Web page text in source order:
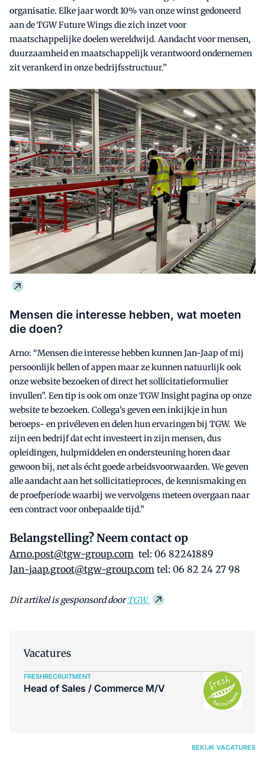
organisatie. Elke jaar wordt 10% van onze winst gedoneerd
aan de TGW Future Wings die zich inzet voor
maatschappelijke doelen wereldwijd. Aandacht voor mensen,
duurzaamheid en maatschappelijk verantwoord ondernemen
zit verankerd in onze bedrijfsstructuur.”
Mensen die interesse hebben, wat moeten
die doen?
Arno: “Mensen die interesse hebben kunnen Jan-Jaap of mij
persoonlijk bellen of appen maar ze kunnen natuurlijk ook
onze website bezoeken of direct het sollicitatieformulier
invullen”. Een tip is ook om onze TGW Insight pagina op onze
website te bezoeken. Collega’s geven een inkijkje in hun
beroeps- en privéleven en delen hun ervaringen bij TGW. We
zijn een bedrijf dat echt investeert in zijn mensen, dus
opleidingen, hulpmiddelen en ondersteuning horen daar
gewoon bij, net als écht goede arbeidsvoorwaarden. We geven
alle aandacht aan het sollicitatieproces, de kennismaking en
de proefperiode waarbij we vervolgens meteen overgaan naar
een contract voor onbepaalde tijd.”
Belangstelling? Neem contact op
Arno.post@tgw-group.com tel: 06 82241889
Jan-jaap.groot@tgw-group.com tel: 06 82 24 27 98
Dit artikel is gesponsord doorTGW.
Vacatures
FRESHRECRUITMENT
Head of Sales / Commerce M/V
BEKIJK VACATURES